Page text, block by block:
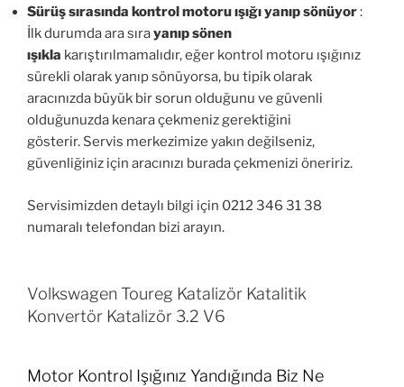
Sürüş sırasında kontrol motoru ışığı yanıp sönüyor:
İlk durumda ara sırayanıp sönen
ışıkla karıştırılmamalıdır, eğer kontrol motoru ışığınız
sürekli olarak yanıp sönüyorsa, bu tipik olarak
aracınızda büyük bir sorun olduğunu ve güvenli
olduğunuzda kenara çekmeniz gerektiğini
gösterir. Servis merkezimize yakın değilseniz,
güvenliğiniz için aracınızı burada çekmenizi öneririz.
Servisimizden detaylı bilgi için 0212 346 31 38
numaralı telefondan bizi arayın.
Volkswagen Toureg Katalizör Katalitik
Konvertör Katalizör 3.2 V6
Motor Kontrol Işığınız Yandığında Biz Ne